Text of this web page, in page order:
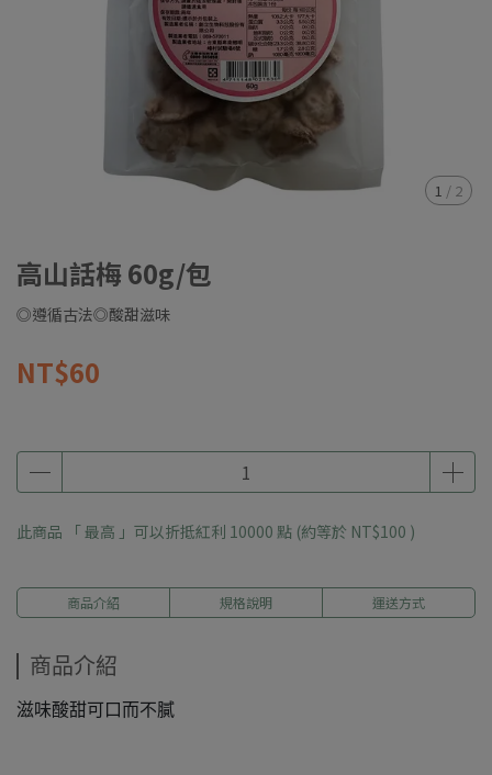
1 / 2
高山話梅 60g/包
◎遵循古法◎酸甜滋味
NT$60
此商品 「 最高 」可以折抵紅利 10000 點 (約等於 NT$100 )
商品介紹 規格說明 運送方式
商品介紹
滋味酸甜可口而不膩